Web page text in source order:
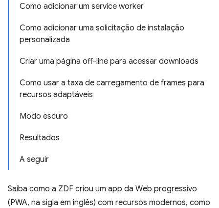
Como adicionar um service worker
Como adicionar uma solicitação de instalação
personalizada
Criar uma página off-line para acessar downloads
Como usar a taxa de carregamento de frames para
recursos adaptáveis
Modo escuro
Resultados
A seguir
Saiba como a ZDF criou um app da Web progressivo
(PWA, na sigla em inglês) com recursos modernos, como